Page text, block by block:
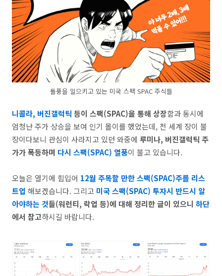
돌풍을 일으키고 있는 미국 스팩 SPAC 주식들
니콜라, 버진갤럭틱 등이 스팩(SPAC)을 통해 상장함과 동시에
엄청난 주가 상승을 보여 인기 몰이를 했었는데, 전 세계 장이 불
장이다보니 관심이 사라지고 있던 와중에 루미나, 버진갤럭틱 주
가가 폭등하며 다시 스팩(SPAC) 열풍이 불고 있습니다.
오늘은 열기에 힘입어 12월 주목할 만한 스팩(SPAC)주를 리스
트업 해보겠습니다. 그리고 미국 스팩(SPAC) 투자시 반드시 알
아야하는 것들(워런티, 락업 등)에 대해 정리한 글이 있으니 하단
에서 참고하시길 바랍니다.